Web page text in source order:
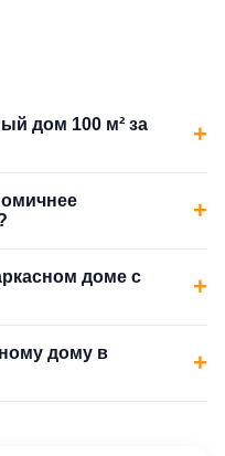
дом 100 м² за
+
+
доме с
+
дому в
+